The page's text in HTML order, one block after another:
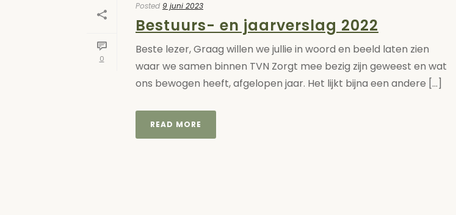
0
Posted 9 juni 2023
Bestuurs- en jaarverslag 2022
Beste lezer, Graag willen we jullie in woord en beeld laten zien
waar we samen binnen TVN Zorgt mee bezig zijn geweest en wat
ons bewogen heeft, afgelopen jaar. Het lijkt bijna een andere [...]
READ MORE